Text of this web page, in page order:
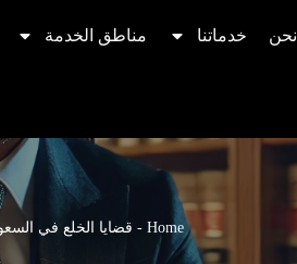
خدماتنا مناطق الخدمة
Home
- قضايا الخلع في